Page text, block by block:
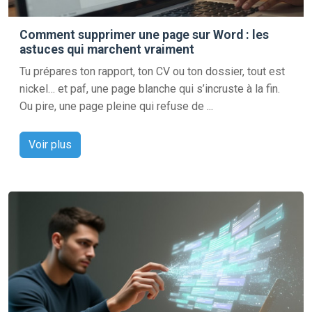
Comment supprimer une page sur Word : les
astuces qui marchent vraiment
Tu prépares ton rapport, ton CV ou ton dossier, tout est
nickel… et paf, une page blanche qui s’incruste à la fin.
Ou pire, une page pleine qui refuse de ...
Voir plus